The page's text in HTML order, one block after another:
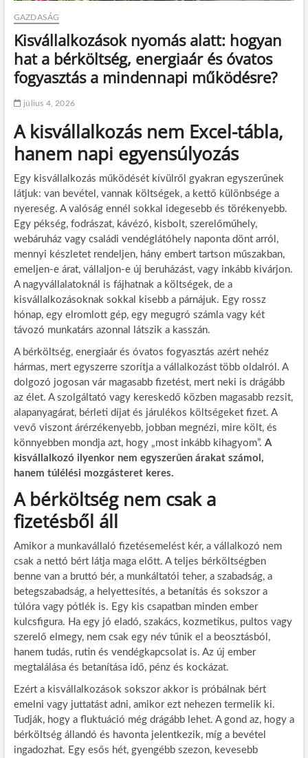
GAZDASÁG
Kisvállalkozások nyomás alatt: hogyan
hat a bérköltség, energiaár és óvatos
fogyasztás a mindennapi működésre?
július 4, 2026
A kisvállalkozás nem Excel-tábla,
hanem napi egyensúlyozás
Egy kisvállalkozás működését kívülről gyakran egyszerűnek
látjuk: van bevétel, vannak költségek, a kettő különbsége a
nyereség. A valóság ennél sokkal idegesebb és törékenyebb.
Egy pékség, fodrászat, kávézó, kisbolt, szerelőműhely,
webáruház vagy családi vendéglátóhely naponta dönt arról,
mennyi készletet rendeljen, hány embert tartson műszakban,
emeljen-e árat, vállaljon-e új beruházást, vagy inkább kivárjon.
A nagyvállalatoknál is fájhatnak a költségek, de a
kisvállalkozásoknak sokkal kisebb a párnájuk. Egy rossz
hónap, egy elromlott gép, egy megugró számla vagy két
távozó munkatárs azonnal látszik a kasszán.
A bérköltség, energiaár és óvatos fogyasztás azért nehéz
hármas, mert egyszerre szorítja a vállalkozást több oldalról. A
dolgozó jogosan vár magasabb fizetést, mert neki is drágább
az élet. A szolgáltató vagy kereskedő közben magasabb rezsit,
alapanyagárat, bérleti díjat és járulékos költségeket fizet. A
vevő viszont árérzékenyebb, jobban megnézi, mire költ, és
könnyebben mondja azt, hogy „most inkább kihagyom”. A
kisvállalkozó ilyenkor nem egyszerűen árakat számol,
hanem túlélési mozgásteret keres.
A bérköltség nem csak a
fizetésből áll
Amikor a munkavállaló fizetésemelést kér, a vállalkozó nem
csak a nettó bért látja maga előtt. A teljes bérköltségben
benne van a bruttó bér, a munkáltatói teher, a szabadság, a
betegszabadság, a helyettesítés, a betanítás és sokszor a
túlóra vagy pótlék is. Egy kis csapatban minden ember
kulcsfigura. Ha egy jó eladó, szakács, kozmetikus, pultos vagy
szerelő elmegy, nem csak egy név tűnik el a beosztásból,
hanem tudás, rutin és vendégkapcsolat is. Az új ember
megtalálása és betanítása idő, pénz és kockázat.
Ezért a kisvállalkozások sokszor akkor is próbálnak bért
emelni vagy juttatást adni, amikor ezt nehezen termelik ki.
Tudják, hogy a fluktuáció még drágább lehet. A gond az, hogy a
bérköltség állandó és havonta jelentkezik, míg a bevétel
ingadozhat. Egy esős hét, gyengébb szezon, kevesebb